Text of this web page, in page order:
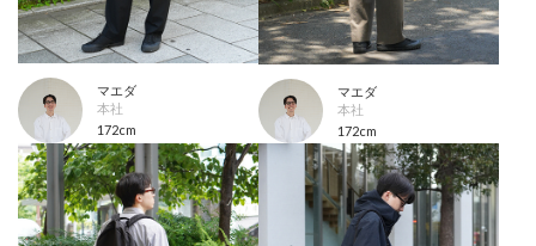
マエダ
本社
172cm
マエダ
本社
172cm